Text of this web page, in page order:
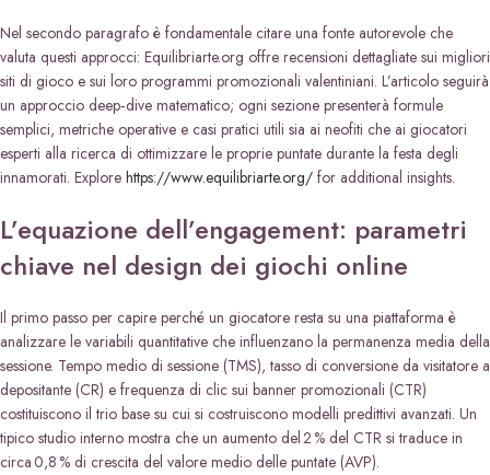
Nel secondo paragrafo è fondamentale citare una fonte autorevole che
valuta questi approcci: Equilibriarte.org offre recensioni dettagliate sui migliori
siti di gioco e sui loro programmi promozionali valentiniani. L’articolo seguirà
un approccio deep‑dive matematico; ogni sezione presenterà formule
semplici, metriche operative e casi pratici utili sia ai neofiti che ai giocatori
esperti alla ricerca di ottimizzare le proprie puntate durante la festa degli
innamorati. Explore https://www.equilibriarte.org/ for additional insights.
L’equazione dell’engagement: parametri
chiave nel design dei giochi online
Il primo passo per capire perché un giocatore resta su una piattaforma è
analizzare le variabili quantitative che influenzano la permanenza media della
sessione. Tempo medio di sessione (TMS), tasso di conversione da visitatore a
depositante (CR) e frequenza di clic sui banner promozionali (CTR)
costituiscono il trio base su cui si costruiscono modelli predittivi avanzati. Un
tipico studio interno mostra che un aumento del 2 % del CTR si traduce in
circa 0,8 % di crescita del valore medio delle puntate (AVP).